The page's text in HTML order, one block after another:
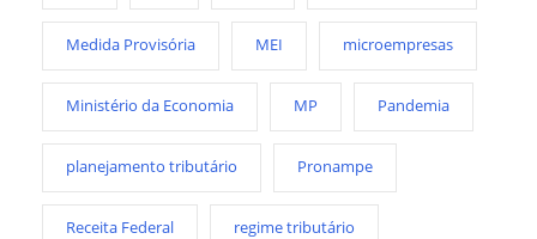
Medida Provisória MEI microempresas
Ministério da Economia MP Pandemia
planejamento tributário Pronampe
Receita Federal regime tributário